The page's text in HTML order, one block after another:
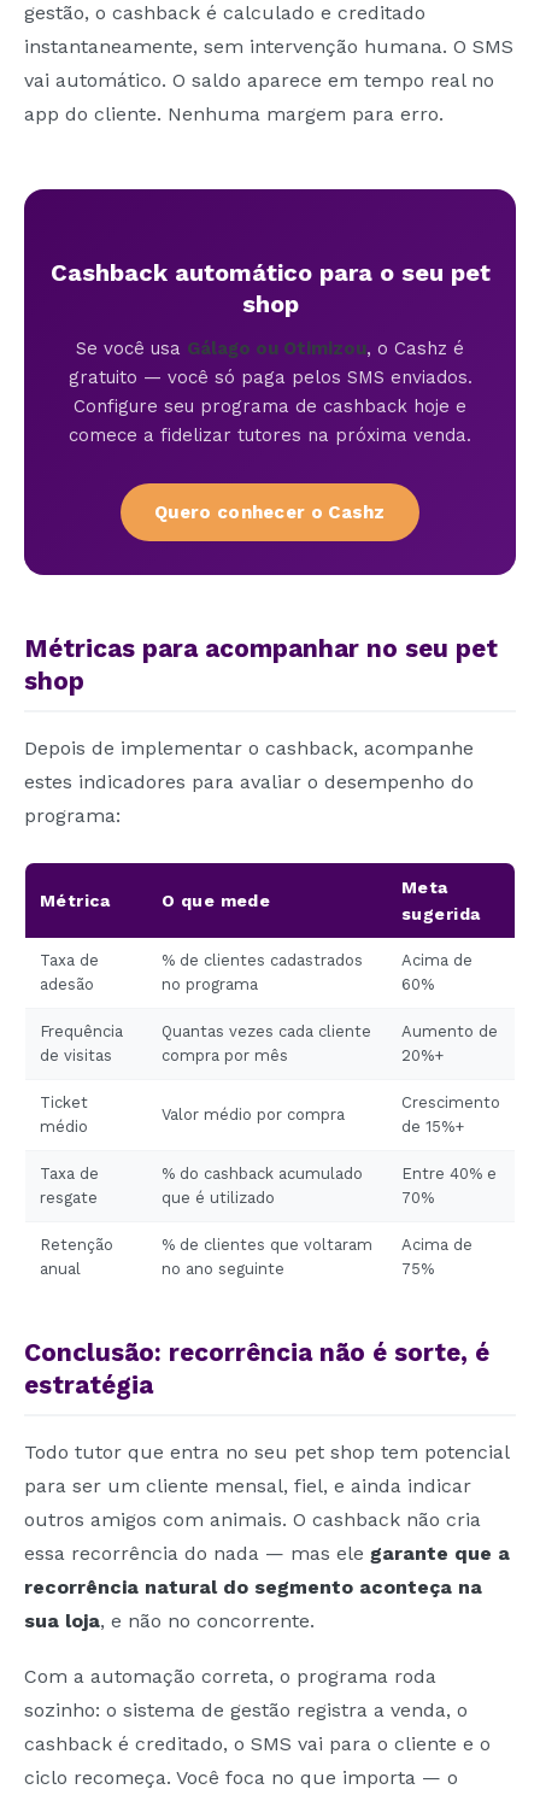
gestão, o cashback é calculado e creditado
instantaneamente, sem intervenção humana. O SMS
vai automático. O saldo aparece em tempo real no
app do cliente. Nenhuma margem para erro.
Cashback automático para o seu pet
shop
Se você usa Gálago ou Otimizou, o Cashz é
gratuito — você só paga pelos SMS enviados.
Configure seu programa de cashback hoje e
comece a fidelizar tutores na próxima venda.
Quero conhecer o Cashz
Métricas para acompanhar no seu pet
shop
Depois de implementar o cashback, acompanhe
estes indicadores para avaliar o desempenho do
programa:
Métrica O que mede
Meta
sugerida
Taxa de
adesão
% de clientes cadastrados
no programa
Acima de
60%
Frequência
de visitas
Quantas vezes cada cliente
compra por mês
Aumento de
20%+
Ticket
médio
Valor médio por compra
Crescimento
de 15%+
Taxa de
resgate
% do cashback acumulado
que é utilizado
Entre 40% e
70%
Retenção
anual
% de clientes que voltaram
no ano seguinte
Acima de
75%
Conclusão: recorrência não é sorte, é
estratégia
Todo tutor que entra no seu pet shop tem potencial
para ser um cliente mensal, fiel, e ainda indicar
outros amigos com animais. O cashback não cria
essa recorrência do nada — mas ele garante que a
recorrência natural do segmento aconteça na
sua loja, e não no concorrente.
Com a automação correta, o programa roda
sozinho: o sistema de gestão registra a venda, o
cashback é creditado, o SMS vai para o cliente e o
ciclo recomeça. Você foca no que importa — o